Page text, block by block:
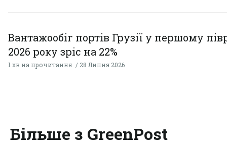
Вантажообіг портів Грузії у першому
2026 року зріс на 22%
1 хв на прочитання 28 Липня 2026
Більше з GreenPost